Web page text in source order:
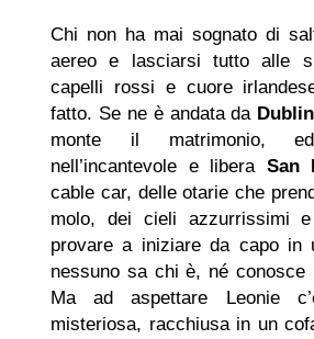
Chi non ha mai sognato di
aereo e lasciarsi tutto alle
capelli rossi e cuore
fatto. Se ne è andata da
monte il matrimonio,
nell’incantevole e libera San
cable car, delle otarie che
molo, dei cieli azzurrissimi
provare a iniziare da capo in
nessuno sa chi è, né conosce
Ma ad aspettare Leonie
misteriosa, racchiusa in un